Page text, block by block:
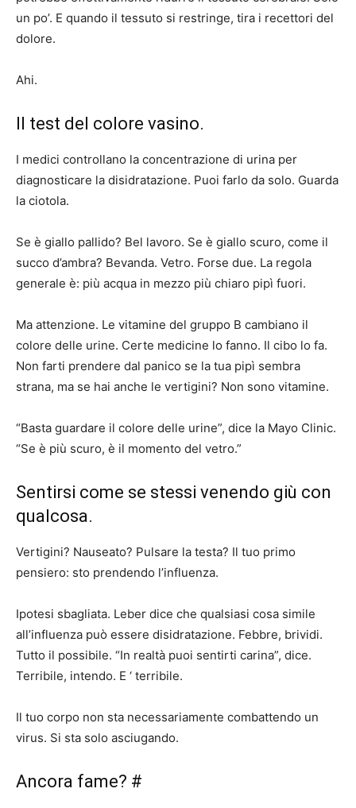
un po’. E quando il tessuto si restringe, tira i recettori del
dolore.
Ahi.
Il test del colore vasino.
I medici controllano la concentrazione di urina per
diagnosticare la disidratazione. Puoi farlo da solo. Guarda
la ciotola.
Se è giallo pallido? Bel lavoro. Se è giallo scuro, come il
succo d’ambra? Bevanda. Vetro. Forse due. La regola
generale è: più acqua in mezzo più chiaro pipì fuori.
Ma attenzione. Le vitamine del gruppo B cambiano il
colore delle urine. Certe medicine lo fanno. Il cibo lo fa.
Non farti prendere dal panico se la tua pipì sembra
strana, ma se hai anche le vertigini? Non sono vitamine.
“Basta guardare il colore delle urine”, dice la Mayo Clinic.
“Se è più scuro, è il momento del vetro.”
Sentirsi come se stessi venendo giù con
qualcosa.
Vertigini? Nauseato? Pulsare la testa? Il tuo primo
pensiero: sto prendendo l’influenza.
Ipotesi sbagliata. Leber dice che qualsiasi cosa simile
all’influenza può essere disidratazione. Febbre, brividi.
Tutto il possibile. “In realtà puoi sentirti carina”, dice.
Terribile, intendo. E ‘ terribile.
Il tuo corpo non sta necessariamente combattendo un
virus. Si sta solo asciugando.
Ancora fame? #